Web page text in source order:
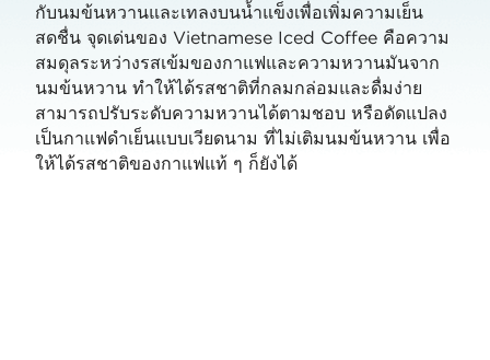
กับนมข้นหวานและเทลงบนน้ำแข็งเพื่อเพิ่มความเย็น
สดชื่น จุดเด่นของ Vietnamese Iced Coffee คือความ
สมดุลระหว่างรสเข้มของกาแฟและความหวานมันจาก
นมข้นหวาน ทำให้ได้รสชาติที่กลมกล่อมและดื่มง่าย
สามารถปรับระดับความหวานได้ตามชอบ หรือดัดแปลง
เป็นกาแฟดำเย็นแบบเวียดนาม ที่ไม่เติมนมข้นหวาน เพื่อ
ให้ได้รสชาติของกาแฟแท้ ๆ ก็ยังได้